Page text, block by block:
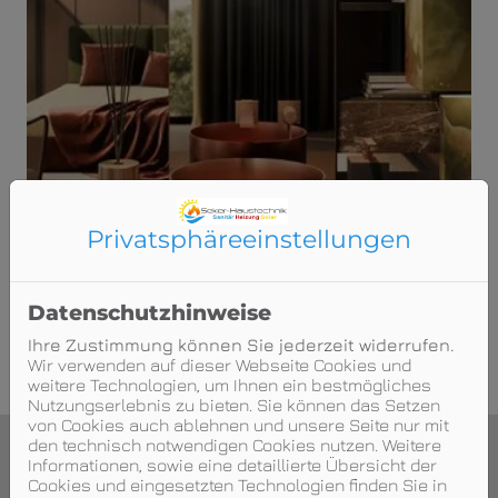
Privatsphäre­einstellungen
Datenschutzhinweise
Ihre Zustimmung können Sie jederzeit widerrufen.
Wir verwenden auf dieser Webseite Cookies und
weitere Technologien, um Ihnen ein bestmögliches
Nutzungserlebnis zu bieten. Sie können das Setzen
von Cookies auch ablehnen und unsere Seite nur mit
den technisch notwendigen Cookies nutzen. Weitere
Informationen, sowie eine detaillierte Übersicht der
Cookies und eingesetzten Technologien finden Sie in